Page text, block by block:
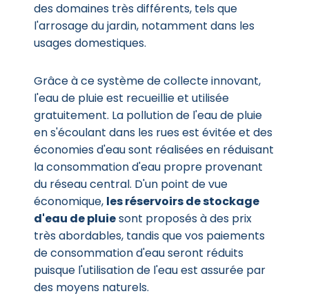
des domaines très différents, tels que
l'arrosage du jardin, notamment dans les
usages domestiques.
Grâce à ce système de collecte innovant,
l'eau de pluie est recueillie et utilisée
gratuitement. La pollution de l'eau de pluie
en s'écoulant dans les rues est évitée et des
économies d'eau sont réalisées en réduisant
la consommation d'eau propre provenant
du réseau central. D'un point de vue
économique, les réservoirs de stockage
d'eau de pluiesont proposés à des prix
très abordables, tandis que vos paiements
de consommation d'eau seront réduits
puisque l'utilisation de l'eau est assurée par
des moyens naturels.